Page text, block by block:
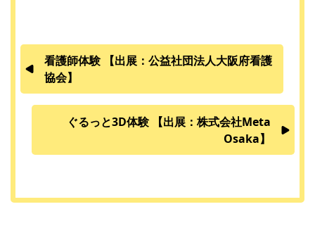
看護師体験 【出展：公益社団法人大阪府看護
協会】
ぐるっと3D体験 【出展：株式会社Meta
Osaka】